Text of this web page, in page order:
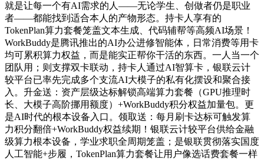
就是让每一个有AI需求的人——无论学生、创做者仍是职业
者——都能找到适合本人的产物形态。持卡人享有的
TokenPlan算力套餐笼盖文本生成、代码辅帮等高频AI场景！
WorkBuddy是腾讯推出的AI办公进修智能体，日常消费等用卡
均可累积算力权益，而是能实正帮你干活的东西。一人当一个
团队用；则支撑双卡联动，持卡人通过AI智算卡，银联云计
较平台已率先完成多个支流AI大模子的私有化摆设和聚合接
入。升金送：资产层级达标解锁高端算力套餐（GPU推理时
长、大模子高阶挪用额度）+WorkBuddy积分权益加量包。更
是AI时代的根本设备入口。领取送：每月刷卡达标可触发算
力积分翻倍+WorkBuddy权益续期！银联云计较平台供给金融
级算力根本设备，学业求职全周期笼盖；是银联贯彻落实国度
人工智能+步履，TokenPlan算力套餐让用户像选话费套餐一样